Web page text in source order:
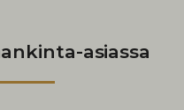
asiassa